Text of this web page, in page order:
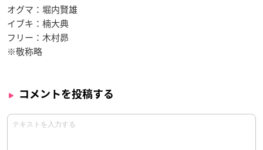
オグマ：堀内賢雄
イブキ：楠大典
フリー：木村昴
※敬称略
コメントを投稿する